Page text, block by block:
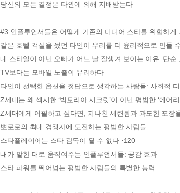
당신의 모든 결정은 타인에 의해 지배받는다
#3 인플루언서들은 어떻게 기존의 미디어 스타를 위협하게
같은 호텔 객실을 썼던 타인이 우리를 더 윤리적으로 만들
내 스타일이 아닌 오빠가 어느 날 잘생겨 보이는 이유: 단순
TV보다는 모바일 노출이 유리하다
타인이 선택한 옵션을 정답으로 생각하는 사람들: 사회적
Z세대는 왜 섹시한 ‘빅토리아 시크릿’이 아닌 평범한 ‘에어
Z세대에게 어필하고 싶다면, 지나친 세련됨과 과도한 포장
뽀로로의 최대 경쟁자에 도전하는 평범한 사람들
스타플레이어는 스타 감독이 될 수 없다 ·120
내가 말한 대로 움직여주는 인플루언서들: 공감 효과
스타 파워를 뛰어넘는 평범한 사람들의 특별한 능력